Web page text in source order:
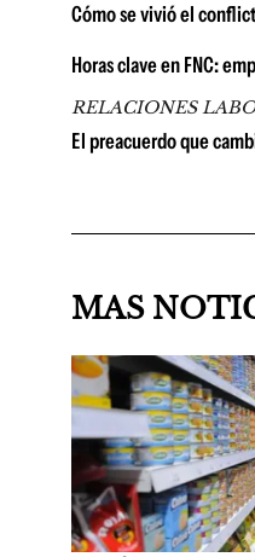
Cómo se vivió el
Horas clave en FNC:
RELACIONES
El preacuerdo que
MAS